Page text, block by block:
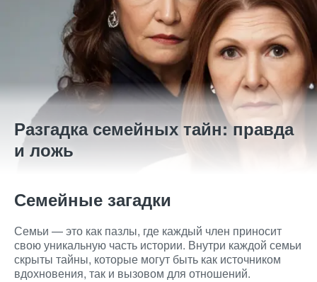
Разгадка семейных тайн: правда
и ложь
Семейные загадки
Семьи — это как пазлы, где каждый член приносит
свою уникальную часть истории. Внутри каждой семьи
скрыты тайны, которые могут быть как источником
вдохновения, так и вызовом для отношений.